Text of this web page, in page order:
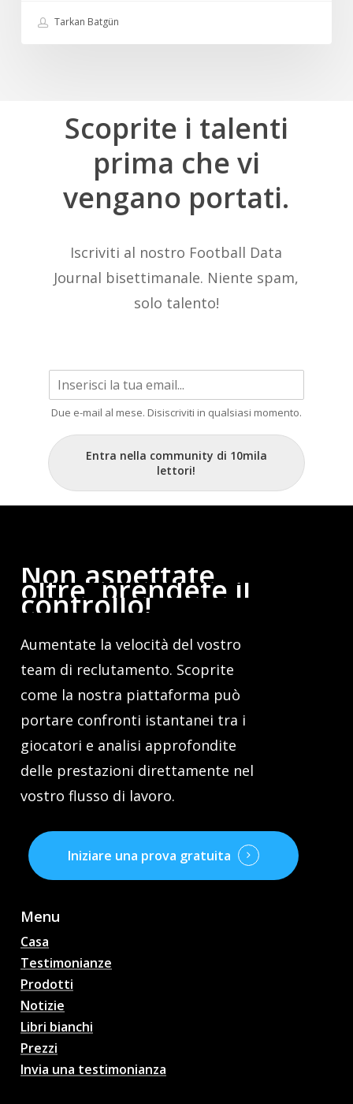
Tarkan Batgün
Scoprite i talenti
prima che vi
vengano portati.
Iscriviti al nostro Football Data
Journal bisettimanale. Niente spam,
solo talento!
Due e-mail al mese. Disiscriviti in qualsiasi momento.
Entra nella community di 10mila
lettori!
Non aspettate
oltre,prendete il
controllo!
Aumentate la velocità del vostro
team di reclutamento. Scoprite
come la nostra piattaforma può
portare confronti istantanei tra i
giocatori e analisi approfondite
delle prestazioni direttamente nel
vostro flusso di lavoro.
Iniziare una prova gratuita
Menu
Casa
Testimonianze
Prodotti
Notizie
Libri bianchi
Prezzi
Invia una testimonianza